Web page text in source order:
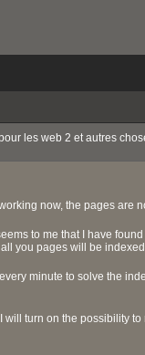
les web 2 et autres
now, the pages are
to me that I have
you pages will be
minute to solve the
turn on the possibility